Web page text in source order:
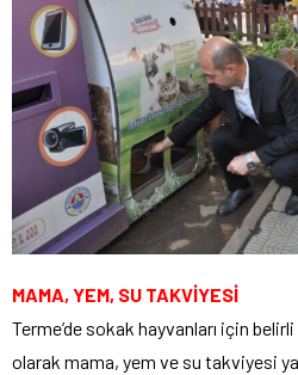
MAMA, YEM, SU TAKVİYESİ
Terme’de sokak hayvanları için
olarak mama, yem ve su takviyesi